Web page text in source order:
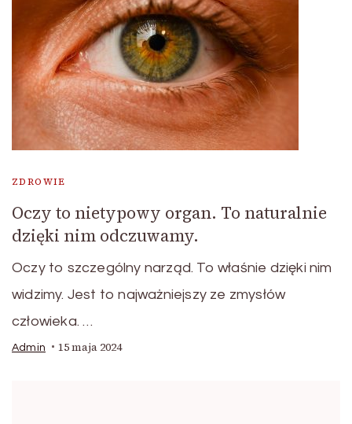
ZDROWIE
Oczy to nietypowy organ. To naturalnie
dzięki nim odczuwamy.
Oczy to szczególny narząd. To właśnie dzięki nim
widzimy. Jest to najważniejszy ze zmysłów
człowieka. …
Admin 15 maja 2024